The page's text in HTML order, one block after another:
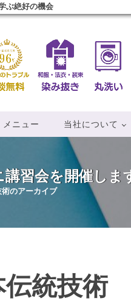
ぶ絶好の機会
メニュー 当社について
習会を開催しま
術のアーカイブ
伝統技術